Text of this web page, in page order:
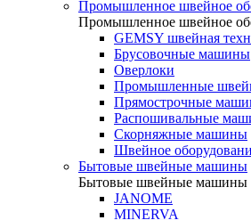
Промышленное швейное
Промышленное швейное
GEMSY швейная
Брусовочные машины
Оверлоки
Промышленные
Прямострочные
Распошивальные
Скорняжные машины
Швейное
Бытовые швейные машины
Бытовые швейные машины
JANOME
MINERVA